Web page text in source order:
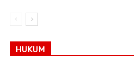
HUKUM